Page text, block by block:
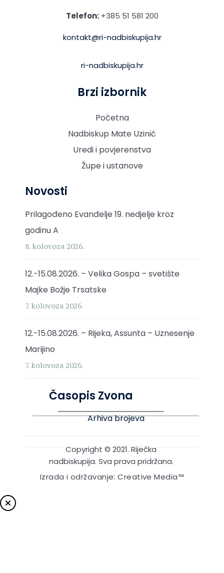
Telefon:+385 51 581 200
kontakt@ri-nadbiskupija.hr
ri-nadbiskupija.hr
Brzi izbornik
Početna
Nadbiskup Mate Uzinić
Uredi i povjerenstva
Župe i ustanove
Novosti
Prilagođeno Evanđelje 19. nedjelje kroz
godinu A
8. kolovoza 2026.
12.-15.08.2026. – Velika Gospa – svetište
Majke Božje Trsatske
7. kolovoza 2026.
12.-15.08.2026. – Rijeka, Assunta – Uznesenje
Marijino
7. kolovoza 2026.
Časopis Zvona
Arhiva brojeva
Copyright © 2021. Riječka
nadbiskupija. Sva prava pridržana.
Izrada i održavanje: Creative Media™